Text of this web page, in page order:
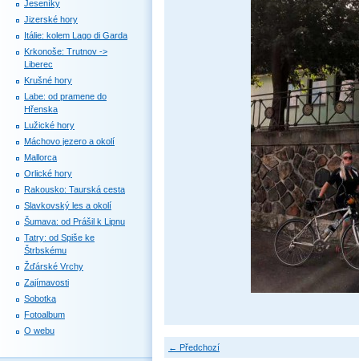
← Předchozí
Jeseníky
Jizerské hory
Itálie: kolem Lago di Garda
Krkonoše: Trutnov ->
Liberec
Krušné hory
Labe: od pramene do
Hřenska
Lužické hory
Máchovo jezero a okolí
Mallorca
Orlické hory
Rakousko: Taurská cesta
Slavkovský les a okolí
Šumava: od Prášil k Lipnu
Tatry: od Spiše ke
Štrbskému
Žďárské Vrchy
Zajímavosti
Sobotka
Fotoalbum
O webu